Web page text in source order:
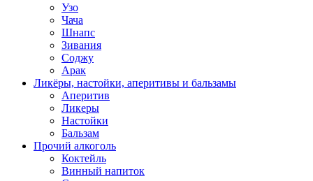
Узо
Чача
Шнапс
Зивания
Соджу
Арак
Ликёры, настойки, аперитивы и бальзамы
Аперитив
Ликеры
Настойки
Бальзам
Прочий алкоголь
Коктейль
Винный напиток